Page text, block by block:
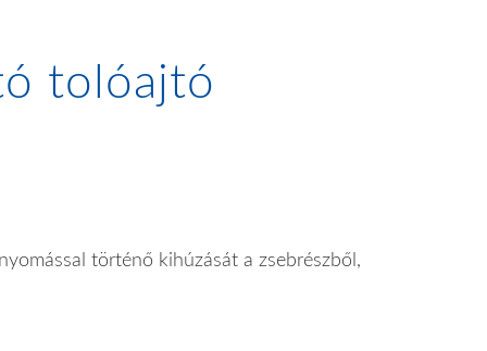
tolóajtó
történő kihúzását a zsebrészből,